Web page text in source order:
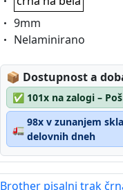
Eigenschaft:
9mm
Eigenschaft:
Nelaminirano
📦 Lagerstatus:
Dostupnost a
✅ 101x na zalogi –
🚛
98x v zunanjem
delovnih dneh
Brother pisalni trak